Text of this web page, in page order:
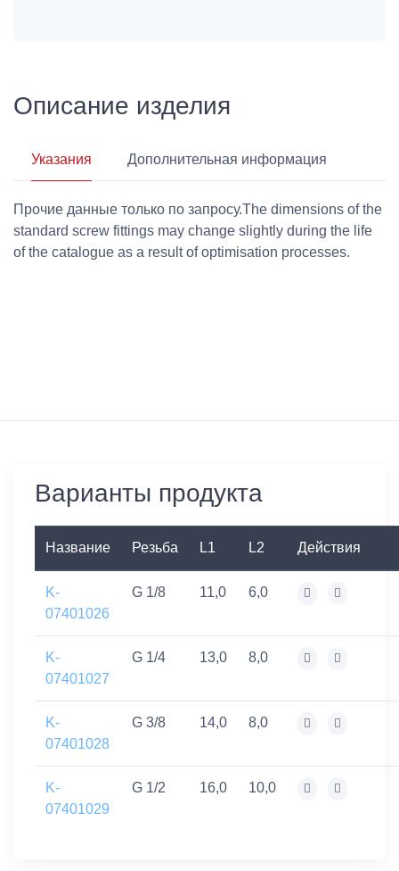
Описание изделия
Указания Дополнительная информация
Прочие данные только по запросу.The dimensions of the
standard screw fittings may change slightly during the life
of the catalogue as a result of optimisation processes.
Варианты продукта
Название Резьба L1 L2 Действия
K-
07401026
G 1/8 11,0 6,0
K-
07401027
G 1/4 13,0 8,0
K-
07401028
G 3/8 14,0 8,0
K-
07401029
G 1/2 16,0 10,0